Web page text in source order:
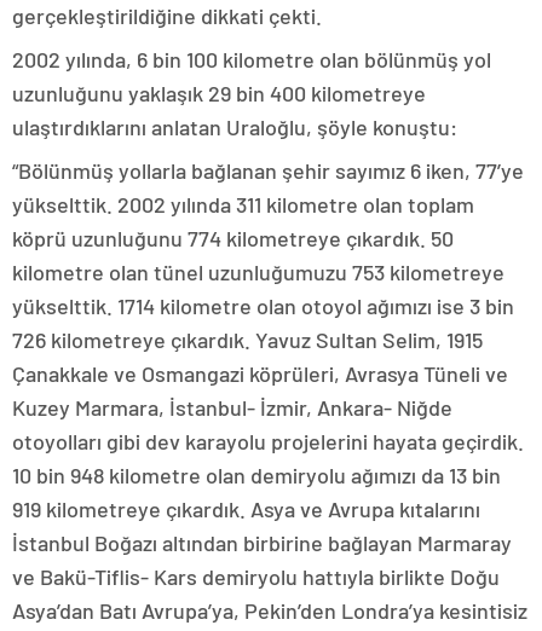
gerçekleştirildiğine dikkati çekti.
2002 yılında, 6 bin 100 kilometre olan bölünmüş yol
uzunluğunu yaklaşık 29 bin 400 kilometreye
ulaştırdıklarını anlatan Uraloğlu, şöyle konuştu:
“Bölünmüş yollarla bağlanan şehir sayımız 6 iken, 77’ye
yükselttik. 2002 yılında 311 kilometre olan toplam
köprü uzunluğunu 774 kilometreye çıkardık. 50
kilometre olan tünel uzunluğumuzu 753 kilometreye
yükselttik. 1714 kilometre olan otoyol ağımızı ise 3 bin
726 kilometreye çıkardık. Yavuz Sultan Selim, 1915
Çanakkale ve Osmangazi köprüleri, Avrasya Tüneli ve
Kuzey Marmara, İstanbul- İzmir, Ankara- Niğde
otoyolları gibi dev karayolu projelerini hayata geçirdik.
10 bin 948 kilometre olan demiryolu ağımızı da 13 bin
919 kilometreye çıkardık. Asya ve Avrupa kıtalarını
İstanbul Boğazı altından birbirine bağlayan Marmaray
ve Bakü-Tiflis- Kars demiryolu hattıyla birlikte Doğu
Asya’dan Batı Avrupa’ya, Pekin’den Londra’ya kesintisiz